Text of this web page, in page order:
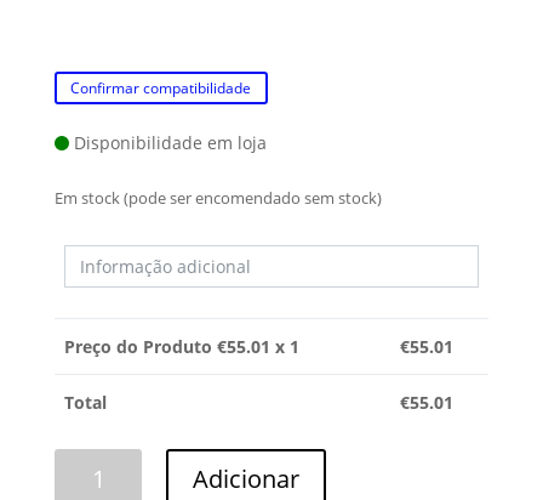
Confirmar compatibilidade
Disponibilidade em loja
Em stock (pode ser encomendado sem stock)
Preço do Produto €55.01 x 1 €55.01
Total €55.01
Adicionar